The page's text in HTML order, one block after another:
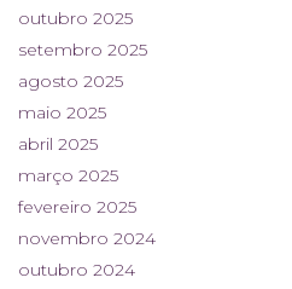
outubro 2025
setembro 2025
agosto 2025
maio 2025
abril 2025
março 2025
fevereiro 2025
novembro 2024
outubro 2024